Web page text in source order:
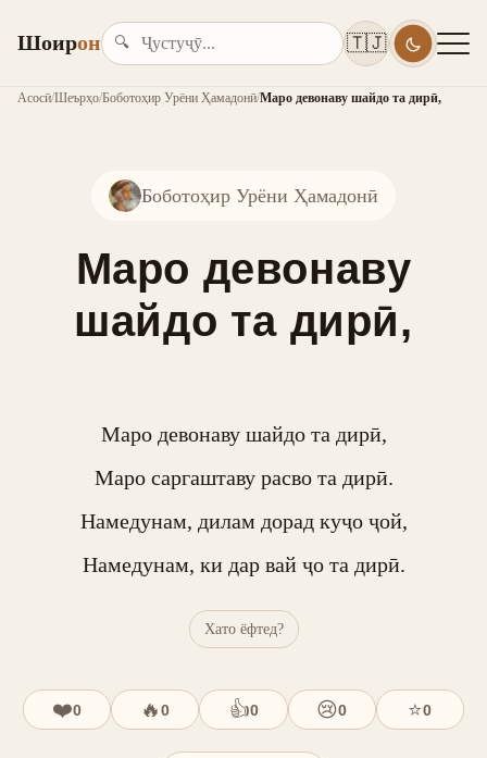
Шоирон 🔍 🇹🇯
Асосӣ/Шеърҳо/Боботоҳир Урёни Ҳамадонӣ/Маро девонаву шайдо та дирӣ,
Боботоҳир Урёни Ҳамадонӣ
Маро девонаву
шайдо та дирӣ,
Маро девонаву шайдо та дирӣ,
Маро саргаштаву расво та дирӣ.
Намедунам, дилам дорад куҷо ҷой,
Намедунам, ки дар вай ҷо та дирӣ.
Хато ёфтед?
❤️0 🔥0 👍0 😢0 ⭐0